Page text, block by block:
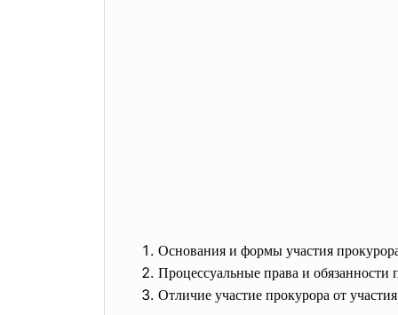
Основания и формы участия
Процессуальные права и обязанности
Отличие участие прокурора от